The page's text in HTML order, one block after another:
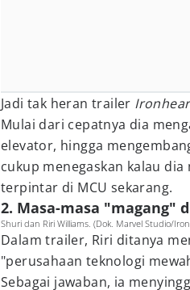
Jadi tak heran trailer
Mulai dari cepatnya dia
elevator, hingga
cukup menegaskan kalau
terpintar di MCU sekarang.
2. Masa-masa "magang"
Shuri dan Riri Williams. (Dok. Marvel Studio/
Dalam trailer, Riri ditanya
"perusahaan teknologi
Sebagai jawaban, ia